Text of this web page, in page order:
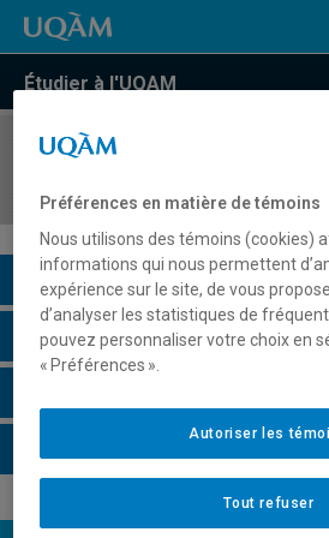
Étudier à l'UQAM
COURS//
Description du cours
Horaire - Été 2026
Préférences en matière de témoins
Nous utilisons des témoins (cookies)
informations qui nous permettent
expérience sur le site, de vous
d’analyser les statistiques de
pouvez personnaliser votre choix en
« Préférences ».
Tout refuser
Autoriser les